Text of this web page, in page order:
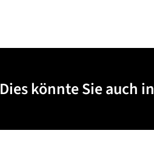
Dies könnte Sie auch